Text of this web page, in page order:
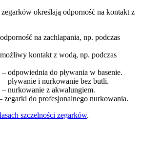
określają odporność na kontakt z
na zachlapania, np. podczas
kontakt z wodą, np. podczas
– odpowiednia do pływania w basenie.
– pływanie i nurkowanie bez butli.
– nurkowanie z akwalungiem.
zegarki do profesjonalnego nurkowania.
szczelności zegarków.